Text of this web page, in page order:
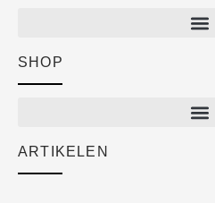
SHOP
ARTIKELEN